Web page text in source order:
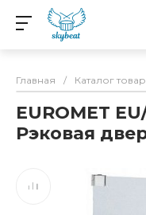
Главная / Каталог
EUROMET
Рэковая